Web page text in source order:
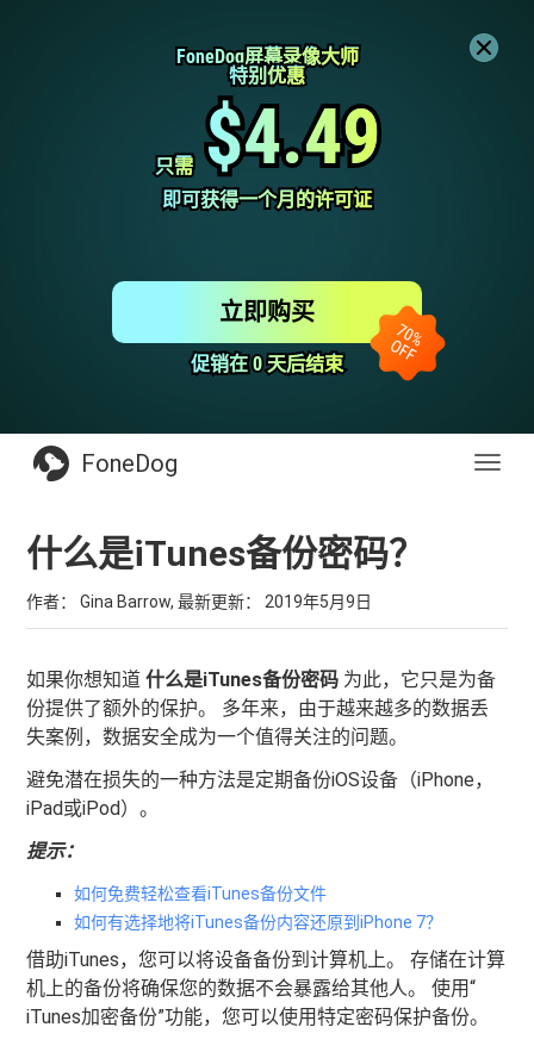
FoneDog屏幕录像大师
FoneDog屏幕录像大师
特别优惠
特别优惠
只需
只需 $4.49
$4.49
即可获得一个月的许可证
即可获得一个月的许可证
促销在 0 天后结束
促销在 0 天后结束
立即购买
FoneDog
什么是iTunes备份密码？
作者： Gina Barrow, 最新更新： 2019年5月9日
如果你想知道什么是iTunes备份密码 为此，它只是为备
份提供了额外的保护。 多年来，由于越来越多的数据丢
失案例，数据安全成为一个值得关注的问题。
避免潜在损失的一种方法是定期备份iOS设备（iPhone，
iPad或iPod）。
提示：
如何免费轻松查看iTunes备份文件
如何有选择地将iTunes备份内容还原到iPhone 7？
借助iTunes，您可以将设备备份到计算机上。 存储在计算
机上的备份将确保您的数据不会暴露给其他人。 使用“
iTunes加密备份”功能，您可以使用特定密码保护备份。